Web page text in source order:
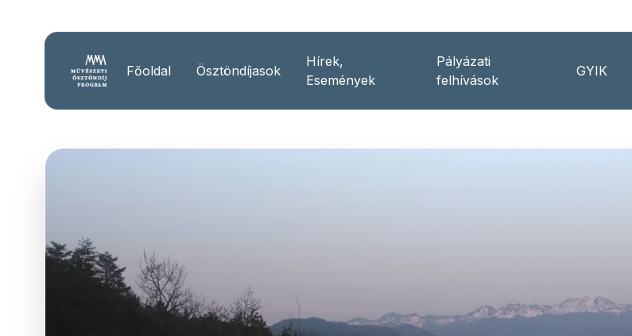
Főoldal Ösztöndíjasok
Hírek,
Események
Pályázati
felhívások
GYIK